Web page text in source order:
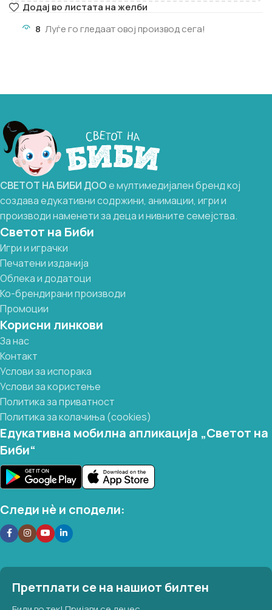
Додај во листата на желби
8 Луѓе го гледаат овој производ сега!
СВЕТОТ НАБИБИ ДООе мултимедијален бренд кој
создава едукативни содржини, анимации, игри и
производи наменети за деца и нивните семејства.
Светот на Биби
Игри и играчки
Печатени изданија
Облека и додатоци
Ко-брендирани производи
Промоции
Корисни линкови
За нас
Контакт
Услови за испорака
Услови за користење
Политика за приватност
Политика за колачиња (cookies)
Едукативна мобилна апликација „Светот на
Биби“
Следи нѐ и сподели:
Претплати се на нашиот билтен